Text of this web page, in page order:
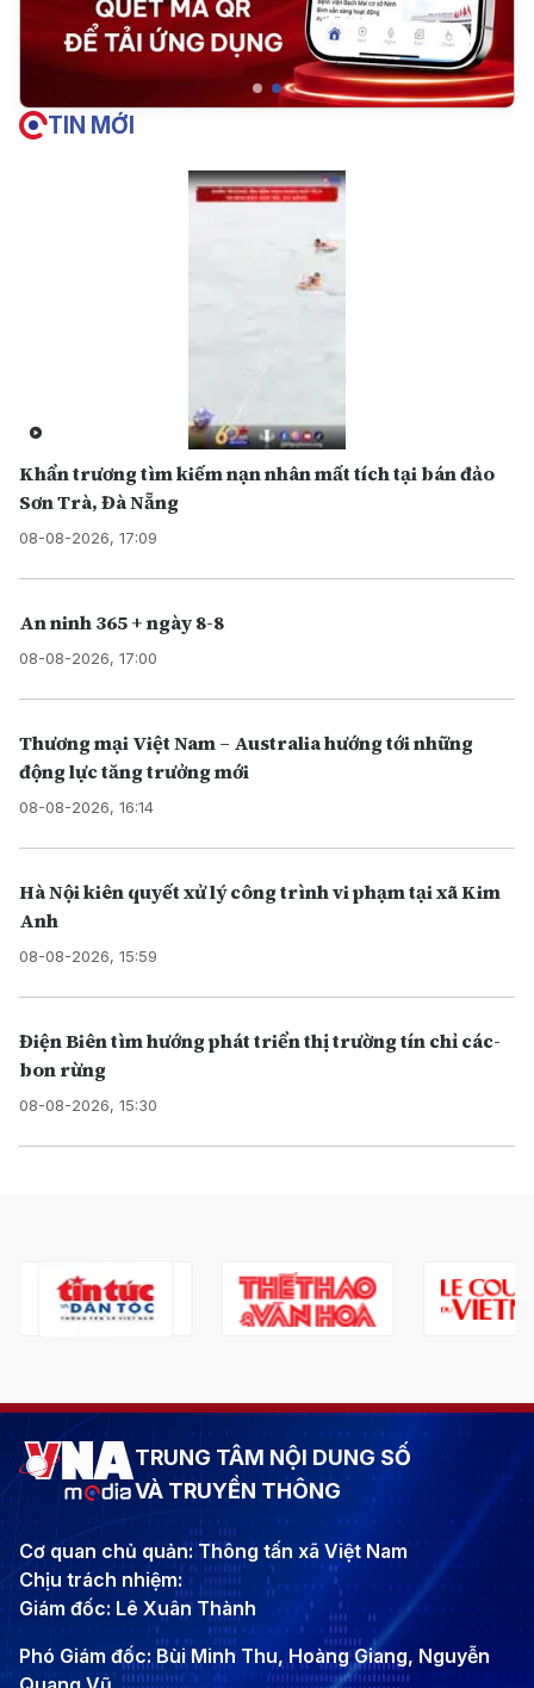
TIN MỚI
Khẩn trương tìm kiếm nạn nhân mất tích tại bán đảo
Sơn Trà, Đà Nẵng
08-08-2026, 17:09
An ninh 365 + ngày 8-8
08-08-2026, 17:00
Thương mại Việt Nam – Australia hướng tới những
động lực tăng trưởng mới
08-08-2026, 16:14
Hà Nội kiên quyết xử lý công trình vi phạm tại xã Kim
Anh
08-08-2026, 15:59
Điện Biên tìm hướng phát triển thị trường tín chỉ các-
bon rừng
08-08-2026, 15:30
TRUNG TÂM NỘI DUNG SỐ
VÀ TRUYỀN THÔNG
Cơ quan chủ quản: Thông tấn xã Việt Nam
Chịu trách nhiệm:
Giám đốc: Lê Xuân Thành
Phó Giám đốc: Bùi Minh Thu, Hoàng Giang, Nguyễn